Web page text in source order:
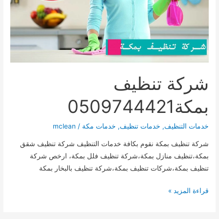
شركة تنظيف
بمكة0509744421
خدمات التنظيف, خدمات تنظيف, خدمات مكة /
mclean
شركة تنظيف بمكة نقوم بكافة خدمات التنظيف شركة تنظيف شقق
بمكة،تنظيف منازل بمكة،شركة تنظيف فلل بمكة، ارخص شركة
تنظيف بمكة،شركات تنظيف بمكة،شركة تنظيف بالبخار بمكة
شركة
قراءة المزيد »